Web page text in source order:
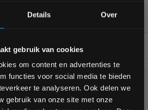
Details Over
gebruik van cookies
om content en advertenties te
functies voor social media te bieden
te analyseren. Ook delen we
gebruik van onze site met onze
mogelijk
korting op je volgende
bestelling
onze nieuwsbrief om op de hoogte te
nieuwe producten, deals en meer
Ontvang 5% korting op je eerstvolgende